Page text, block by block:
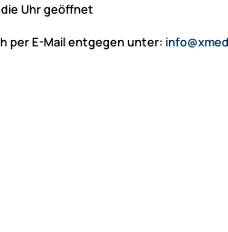
Uhr geöffnet
per E-Mail entgegen unter: